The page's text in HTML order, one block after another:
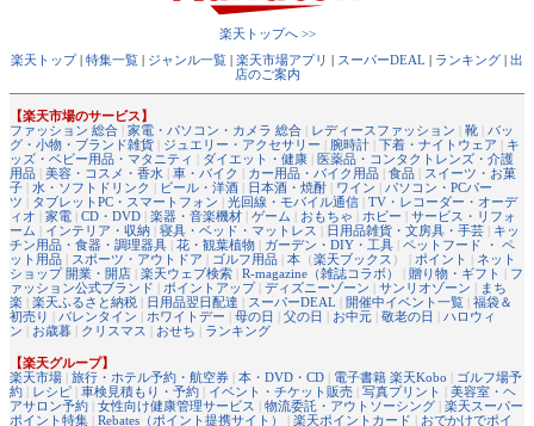
楽天トップへ >>
楽天トップ| 特集一覧 | ジャンル一覧 | 楽天市場アプリ | スーパーDEAL | ランキング | 出
店のご案内
【楽天市場のサービス】
ファッション 総合 | 家電・パソコン・カメラ 総合 | レディースファッション | 靴 | バッ
グ・小物・ブランド雑貨 | ジュエリー・アクセサリー | 腕時計 | 下着・ナイトウェア | キ
ッズ・ベビー用品・マタニティ | ダイエット・健康 | 医薬品・コンタクトレンズ・介護
用品 | 美容・コスメ・香水 | 車・バイク | カー用品・バイク用品 | 食品 | スイーツ・お菓
子 | 水・ソフトドリンク | ビール・洋酒 | 日本酒・焼酎 | ワイン | パソコン・PCパー
ツ | タブレットPC・スマートフォン | 光回線・モバイル通信 | TV・レコーダー・オーデ
ィオ | 家電 | CD・DVD | 楽器・音楽機材 | ゲーム | おもちゃ | ホビー | サービス・リフォ
ーム | インテリア・収納 | 寝具・ベッド・マットレス | 日用品雑貨・文房具・手芸 | キッ
チン用品・食器・調理器具 | 花・観葉植物 | ガーデン・DIY・工具 | ペットフード ・ ペ
ット用品 | スポーツ・アウトドア | ゴルフ用品 | 本 （楽天ブックス ） | ポイント | ネット
ショップ 開業・開店 | 楽天ウェブ検索 | R-magazine（雑誌コラボ） | 贈り物・ギフト | フ
ァッション公式ブランド | ポイントアップ| ディズニーゾーン | サンリオゾーン | まち
楽 | 楽天ふるさと納税 | 日用品翌日配達 | スーパーDEAL | 開催中イベント一覧 | 福袋＆
初売り | バレンタイン | ホワイトデー | 母の日 | 父の日 | お中元 | 敬老の日 | ハロウィ
ン | お歳暮 | クリスマス | おせち | ランキング
【楽天グループ】
楽天市場 | 旅行・ホテル予約・航空券 | 本・DVD・CD | 電子書籍 楽天Kobo | ゴルフ場予
約 | レシピ | 車検見積もり・予約 | イベント・チケット販売 | 写真プリント | 美容室・ヘ
アサロン予約 | 女性向け健康管理サービス | 物流委託・アウトソーシング | 楽天スーパー
ポイント特集 | Rebates（ポイント提携サイト） | 楽天ポイントカード | おでかけでポイ